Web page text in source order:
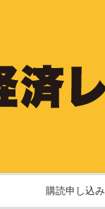
購読申し込み